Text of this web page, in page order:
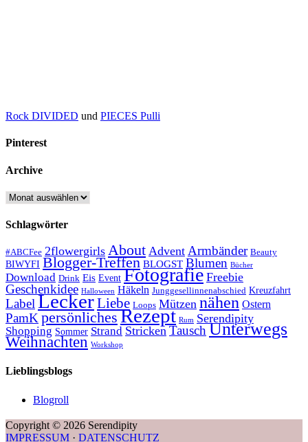
Rock DIVIDED und PIECES Pulli
Pinterest
Archive
Archive
Schlagwörter
#ABCFee 2flowergirls About Advent Armbänder Beauty
BIWYFI Blogger-Treffen BLOGST Blumen Bücher
Download Drink Eis Event Fotografie Freebie
Geschenkidee Halloween Häkeln Junggesellinnenabschied Kreuzfahrt
LabelLeckerLiebe Loops Mützen nähen Ostern
PamKpersönliches Rezept Rum Serendipity
Shopping Sommer Strand Stricken TauschUnterwegs
Weihnachten Workshop
Lieblingsblogs
Blogroll
Copyright © 2026 Serendipity
IMPRESSUM · DATENSCHUTZ